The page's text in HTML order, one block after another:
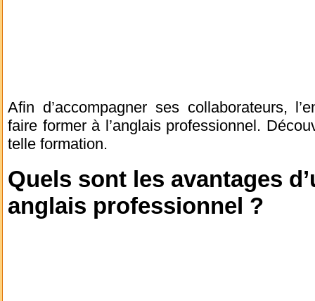
Afin d’accompagner ses collaborateurs,
faire former à l’anglais professionnel.
telle formation.
Quels sont les avantages
anglais professionnel ?